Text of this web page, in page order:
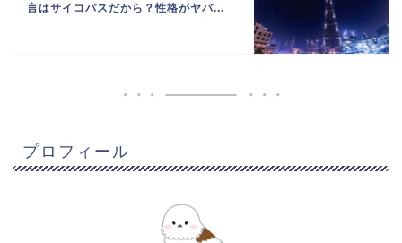
言はサイコパスだから？性格がヤバ...
プロフィール